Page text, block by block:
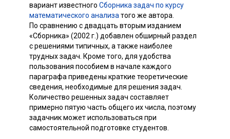
вариант известного Сборника задач по курсу
математического анализа того же автора.
По сравнению с двадцать вторым изданием
«Сборника» (2002 г.) добавлен обширный раздел
с решениями типичных, а также наиболее
трудных задач. Кроме того, для удобства
пользования пособием в начале каждого
параграфа приведены краткие теоретические
сведения, необходимые для решения задач.
Количество решенных задач составляет
примерно пятую часть общего их числа, поэтому
задачник может использоваться при
самостоятельной подготовке студентов.